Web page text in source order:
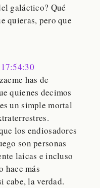
galáctico? Qué
quieras, pero que
has de
quienes decimos
un simple mortal
los endiosadores
son personas
laicas e incluso
hace más
cabe, la verdad.